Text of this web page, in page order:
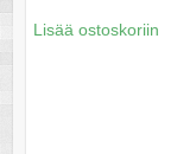
Lisää ostoskoriin